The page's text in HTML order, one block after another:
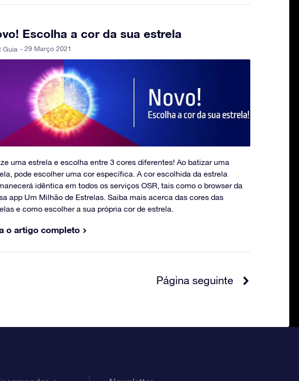
Escolha a cor da sua estrela
Guia - 29 Março 2021
uma estrela e escolha entre 3 cores diferentes! Ao batizar uma
pode escolher uma cor específica. A cor escolhida da estrela
idêntica em todos os serviços OSR, tais como o browser da
app Um Milhão de Estrelas. Saiba mais acerca das cores das
e como escolher a sua própria cor de estrela.
o artigo completo
Página seguinte